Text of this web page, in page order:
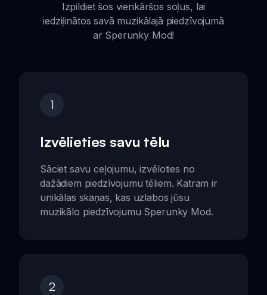
Izpildiet šos vienkāršos soļus, lai
iedziļinātos savā muzikālajā piedzīvojumā
ar Sperunky Mod!
1
Izvēlieties savu tēlu
Sāciet savu ceļojumu, izvēloties no
dažādiem piedzīvojumu tēliem. Katram ir
unikālas skaņas, kas uzlabos jūsu
muzikālo piedzīvojumu Sperunky Mod.
2